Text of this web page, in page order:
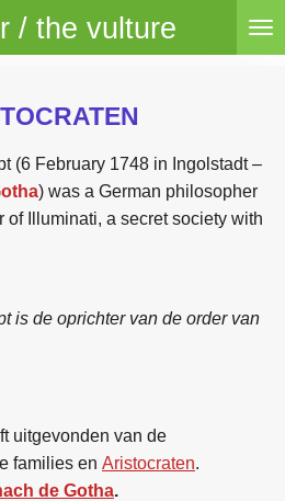
/ the vulture
(6 February 1748 in Ingolstadt –
) was a German philosopher
of Illuminati, a secret society with
is de oprichter van de order van
uitgevonden van de
families en Aristocraten.
de Gotha.